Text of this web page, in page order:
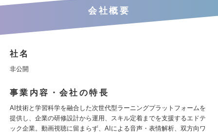
会社概要
社名
非公開
事業内容・会社の特長
AI技術と学習科学を融合した次世代型ラーニングプラットフォームを
提供し、企業の研修設計から運用、スキル定着までを支援するエドテ
ック企業。動画視聴に留まらず、AIによる音声・表情解析、双方向ワ